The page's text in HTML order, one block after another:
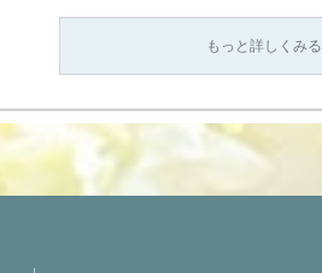
もっと詳しくみる